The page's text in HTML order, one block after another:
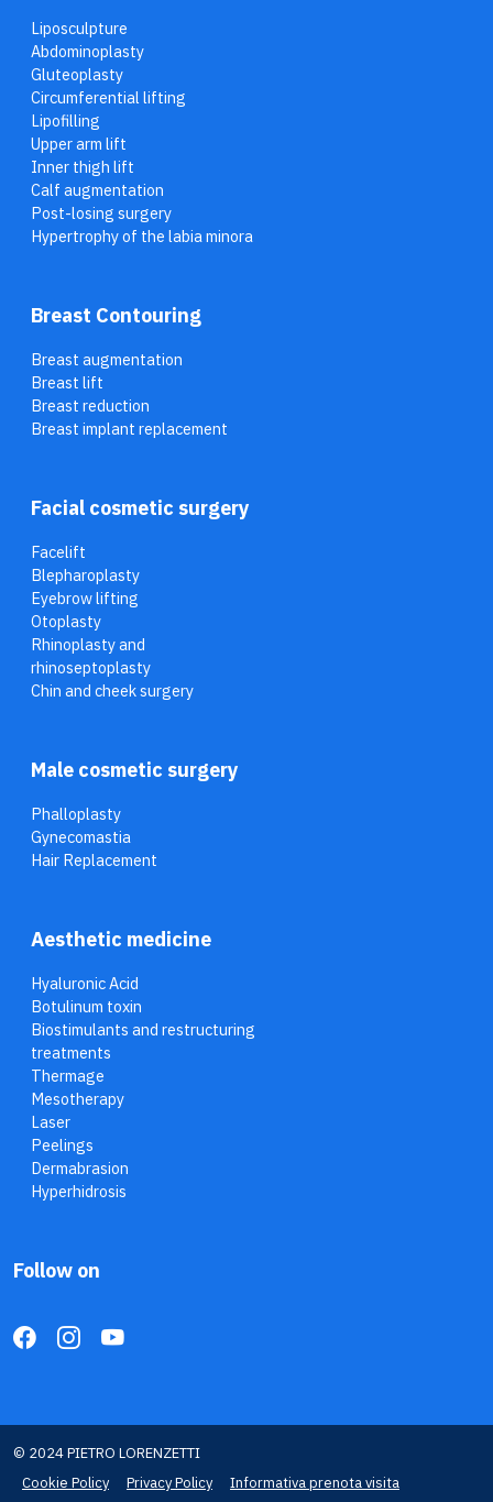
Liposculpture
Abdominoplasty
Gluteoplasty
Circumferential lifting
Lipofilling
Upper arm lift
Inner thigh lift
Calf augmentation
Post-losing surgery
Hypertrophy of the labia minora
Breast Contouring
Breast augmentation
Breast lift
Breast reduction
Breast implant replacement
Facial cosmetic surgery
Facelift
Blepharoplasty
Eyebrow lifting
Otoplasty
Rhinoplasty and
rhinoseptoplasty
Chin and cheek surgery
Male cosmetic surgery
Phalloplasty
Gynecomastia
Hair Replacement
Aesthetic medicine
Hyaluronic Acid
Botulinum toxin
Biostimulants and restructuring
treatments
Thermage
Mesotherapy
Laser
Peelings
Dermabrasion
Hyperhidrosis
Follow on
© 2024 PIETRO LORENZETTI
Cookie Policy
Privacy Policy Informativa prenota visita